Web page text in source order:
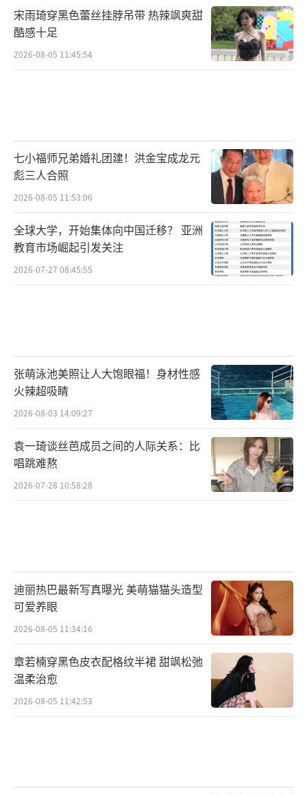
宋雨琦穿黑色蕾丝挂脖吊带 热辣飒爽甜
酷感十足
2026-08-05 11:45:54
七小福师兄弟婚礼团建！洪金宝成龙元
彪三人合照
2026-08-05 11:53:06
全球大学，开始集体向中国迁移？ 亚洲
教育市场崛起引发关注
2026-07-27 08:45:55
张萌泳池美照让人大饱眼福！身材性感
火辣超吸睛
2026-08-03 14:09:27
袁一琦谈丝芭成员之间的人际关系：比
唱跳难熬
2026-07-28 10:58:28
迪丽热巴最新写真曝光 美萌猫猫头造型
可爱养眼
2026-08-05 11:34:16
章若楠穿黑色皮衣配格纹半裙 甜飒松弛
温柔治愈
2026-08-05 11:42:53